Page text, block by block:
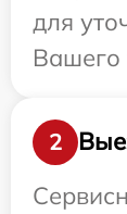
для
Вашего
2